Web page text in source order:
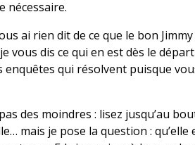
nécessaire.
ai rien dit de ce que le bon
vous dis ce qui en est dès le
enquêtes qui résolvent puisque
des moindres : lisez jusqu’au
mais je pose la question :
DE L’AVENT – UNE
« GRID, ULTIMATE EDITION »